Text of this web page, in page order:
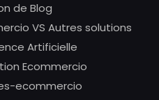
de Blog
VS Autres solutions
Artificielle
Ecommercio
ecommercio